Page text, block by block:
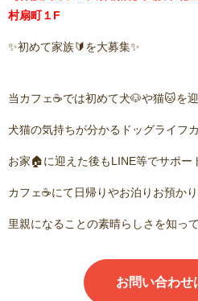
村扇町１F
✨初めて家族🔰を大募集✨
当カフェ☕️では初めて犬🐶や猫🐱を
犬猫の気持ちが分かるドッグライフ
お家🏠に迎えた後もLINE等でサポー
カフェ☕️にて日帰りやお泊りお預か
里親になることの素晴らしさを知っ
お問い合わせ